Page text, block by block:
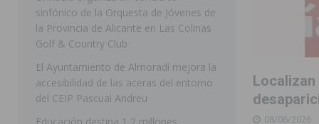
[ 07/08/2026 ]
Rojales clausura con éxito las Fiestas
[ 06/08/2026 ]
Redován presenta la programación de
Arcángel
REDOVÁN
[ 06/08/2026 ]
El PSOE denuncia una nueva prórroga
[ 07/08/2026 ] FEGADO 2026 cierra con un balance
08/06/2026
sinfónico de la Orquesta de Jóvenes de
la Provincia de Alicante en Las Colinas
Golf & Country Club
El Ayuntamiento de Almoradí mejora la
accesibilidad de las aceras del entorno
del CEIP Pascual Andreu